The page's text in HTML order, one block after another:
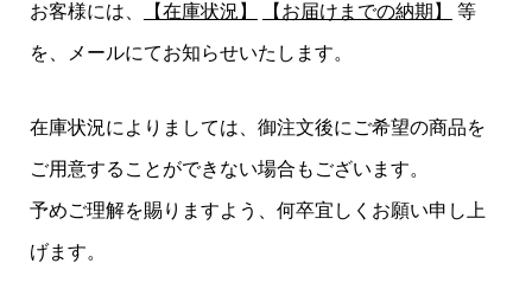
お客様には、 【在庫状況】 【お届けまでの納期】 等
を、メールにてお知らせいたします。
在庫状況によりましては、御注文後にご希望の商品を
ご用意することができない場合もございます。
予めご理解を賜りますよう、何卒宜しくお願い申し上
げます。